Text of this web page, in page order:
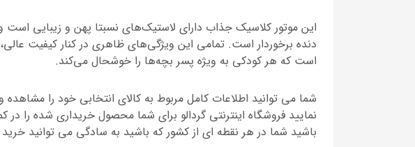
این موتور کلاسیک جذاب دارای لاستیک‌های نسبتا پهن و زیبایی
دنده برخوردار است. تمامی این ویژگی‌های ظاهری در کنار کیفیت
است که هر کودکی به ویژه پسر بچه‌ها را خوشحال می‌کند.
شما می توانید اطلاعات کامل مربوط به کالای انتخابی خود را
نمایید فروشگاه اینترنتی گردالو برای شما محصول خریداری شده را
باشید شما در هر نقطه ای از کشور که باشید به سادگی می توانید